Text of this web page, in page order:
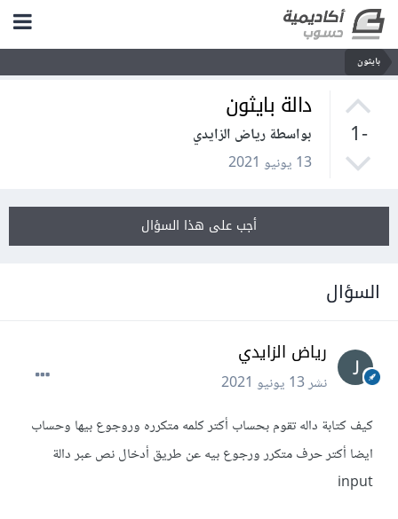
بايثون
-1
دالة بايثون
بواسطة رياض الزايدي
13 يونيو 2021
أجب على هذا السؤال
السؤال
رياض الزايدي
نشر13 يونيو 2021
كيف كتابة داله تقوم بحساب أكتر كلمه متكرره وروجوع بيها وحساب
ايضا أكتر حرف متكرر ورجوع بيه عن طريق أدخال نص عبر دالة
input